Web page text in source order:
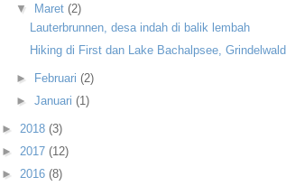
▼
Maret (2)
Lauterbrunnen, desa indah di balik lembah
Hiking di First dan Lake Bachalpsee, Grindelwald
► Februari (2)
► Januari (1)
► 2018 (3)
► 2017 (12)
► 2016 (8)